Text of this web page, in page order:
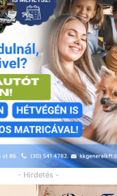
- Hirdetés -